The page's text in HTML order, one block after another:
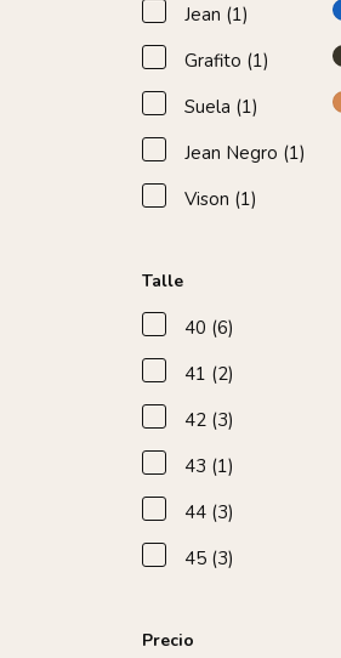
Jean (1)
Grafito (1)
Suela (1)
Jean Negro (1)
Vison (1)
Talle
40 (6)
41 (2)
42 (3)
43 (1)
44 (3)
45 (3)
Precio